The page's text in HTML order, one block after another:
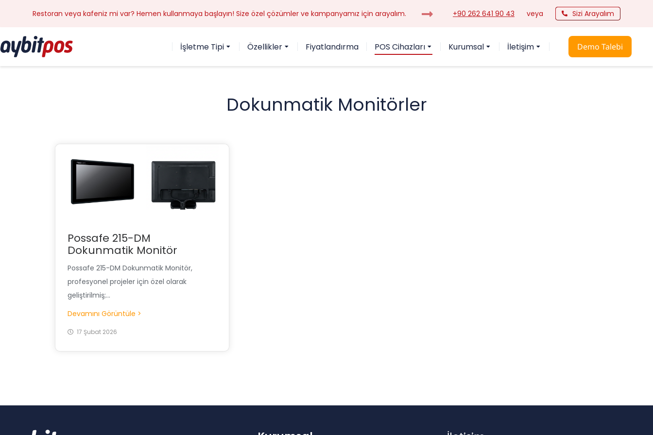
Restoran veya kafeniz mi var? Hemen kullanmaya başlayın! Size özel çözümler ve kampanyamız için arayalım. +90 262 641 90 43 veya Sizi Arayalım
İşletme Tipi Özellikler Fiyatlandırma POS Cihazları Kurumsal İletişim Demo Talebi
Dokunmatik Monitörler
Possafe 215-DM
Dokunmatik Monitör
Possafe 215-DM Dokunmatik Monitör,
profesyonel projeler için özel olarak
geliştirilmiş;...
Devamını Görüntüle >
17 Şubat 2026